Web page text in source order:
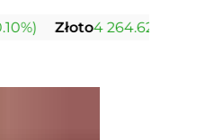
Złoto 4 264.62 USD (+0.41%)